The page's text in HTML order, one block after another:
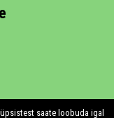
saate loobuda igal